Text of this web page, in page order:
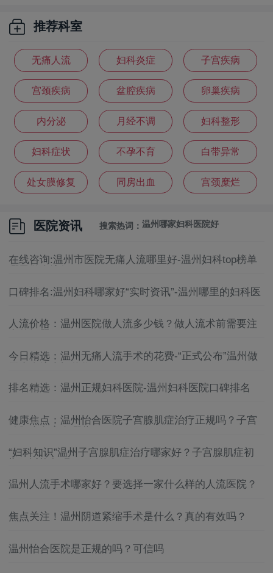
推荐科室
无痛人流 妇科炎症 子宫疾病
宫颈疾病 盆腔疾病 卵巢疾病
内分泌 月经不调 妇科整形
妇科症状 不孕不育 白带异常
处女膜修复 同房出血 宫颈糜烂
医院资讯 搜索热词：
温州妇科医院排名
温州妇科医院哪家好
温州妇科医院
温州哪家妇科医院好
温州妇科医院怎么选
温州妇科医院哪家好
温州妇科医院
温州哪家妇科医院好
温州妇科医院怎么选
温州妇科医院好
在线咨询:温州市医院无痛人流哪里好-温州妇科top榜单
口碑排名:温州妇科哪家好“实时资讯”-温州哪里的妇科医
人流价格：温州医院做人流多少钱？做人流术前需要注
今日精选：温州无痛人流手术的花费-“正式公布”温州做
排名精选：温州正规妇科医院-温州妇科医院口碑排名
健康焦点：温州怡合医院子宫腺肌症治疗正规吗？子宫
“妇科知识”温州子宫腺肌症治疗哪家好？子宫腺肌症初
温州人流手术哪家好？要选择一家什么样的人流医院？
焦点关注！温州阴道紧缩手术是什么？真的有效吗？
温州怡合医院是正规的吗？可信吗